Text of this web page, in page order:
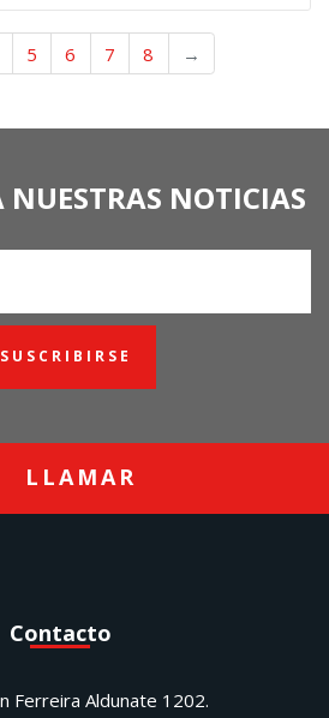
5 6 7 8 →
NUESTRAS NOTICIAS
SUSCRIBIRSE
LLAMAR
Contacto
Ferreira Aldunate 1202.